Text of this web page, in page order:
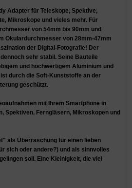
Adapter für Teleskope, Spektive,
Mikroskope und vieles mehr. Für
von 54mm bis 90mm und
Okulardurchmesser von 28mm-47mm
der Digital-Fotografie! Der
sehr stabil. Seine Bauteile
und hochwertigem Aluminium und
durch die Soft-Kunststoffe an der
geschützt.
mit Ihrem Smartphone in
Spektiven, Ferngläsern, Mikroskopen und
als Überraschung für einen lieben
sich oder andere?) und als sinnvolles
soll. Eine Kleinigkeit, die viel